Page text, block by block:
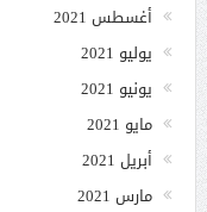
أغسطس 2021
يوليو 2021
يونيو 2021
مايو 2021
أبريل 2021
مارس 2021